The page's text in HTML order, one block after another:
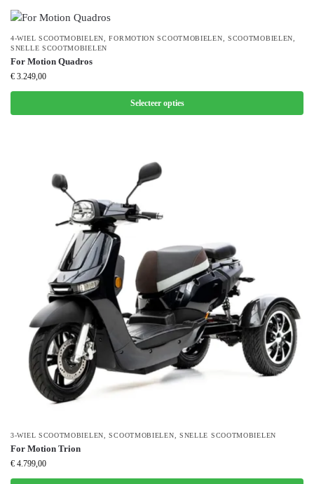
4-WIEL SCOOTMOBIELEN ,FORMOTION SCOOTMOBIELEN SCOOTMOBIELEN
SNELLE SCOOTMOBIELEN
For Motion Quadros
€ 3.249,00
Selecteer opties
3-WIEL SCOOTMOBIELEN ,SCOOTMOBIELEN SNELLE SCOOTMOBIELEN
For Motion Trion
€ 4.799,00